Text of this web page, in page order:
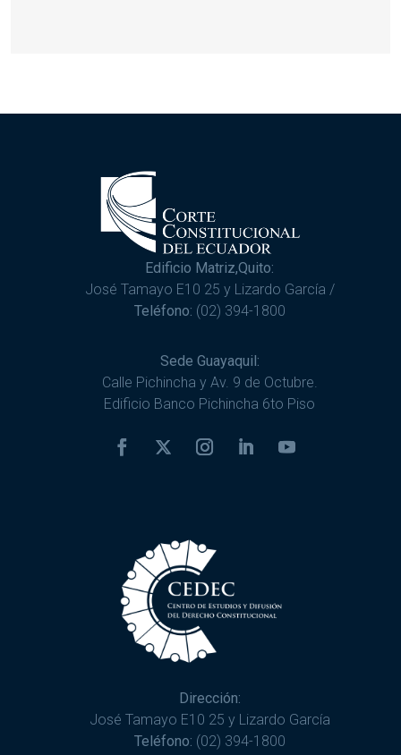
Edificio Matriz,Quito:
José Tamayo E10 25 y Lizardo García /
Teléfono: (02) 394-1800
Sede Guayaquil:
Calle Pichincha y Av. 9 de Octubre.
Edificio Banco Pichincha 6to Piso
Dirección:
José Tamayo E10 25 y Lizardo García
Teléfono: (02) 394-1800